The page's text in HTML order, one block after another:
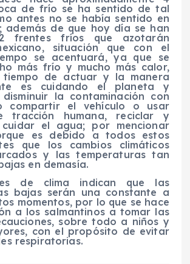
de frío se ha sentido de tal
antes no se había sentido en
además de que hoy día se han
frentes fríos que azotarán
situación que con el
se acentuará, ya que se
más frío y mucho más calor,
de actuar y la manera
es cuidando el planeta y
la contaminación con
compartir el vehículo o usar
tracción humana, reciclar y
el agua; por mencionar
es debido a todos estos
que los cambios climáticos
y las temperaturas tan
en demasía.
de clima indican que las
bajas serán una constante a
momentos, por lo que se hace
a los salmantinos a tomar las
sobre todo a niños y
con el propósito de evitar
respiratorias.